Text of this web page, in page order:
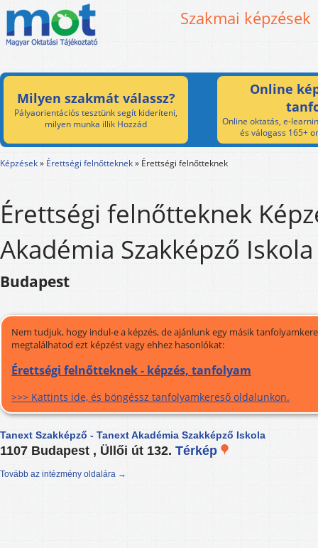
Szakmai képzések
Milyen szakmát válassz?
Pályaorientációs tesztünk segít kideríteni,
milyen munka illik Hozzád
Online
Online oktatás, e-
és válogass 165+
Képzések» Érettségi felnőtteknek» Érettségi felnőtteknek
Érettségi felnőtteknek
Akadémia Szakképző Iskola
Budapest
Nem tudjuk, hogy indul-e a képzés, de ajánlunk egy másik
megtalálhatod ezt képzést vagy ehhez hasonlókat:
Érettségi felnőtteknek - képzés, tanfolyam
>>> Kattints ide, és böngéssz tanfolyamkereső oldalunkon.
Tanext Szakképző - Tanext Akadémia Szakképző Iskola
1107 Budapest , Üllői út 132. Térkép
Tovább az intézmény oldalára →